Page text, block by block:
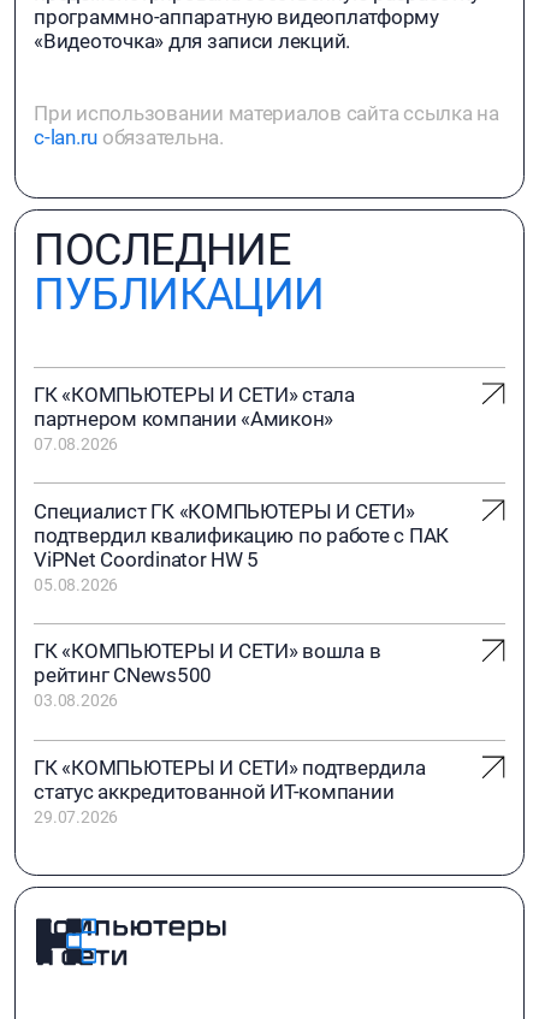
программно-аппаратную видеоплатформу
«Видеоточка» для записи лекций.
При использовании материалов сайта ссылка на
c-lan.ru обязательна.
ПОСЛЕДНИЕ
ПУБЛИКАЦИИ
ГК «КОМПЬЮТЕРЫ И СЕТИ» стала
партнером компании «Амикон»
07.08.2026
Специалист ГК «КОМПЬЮТЕРЫ И СЕТИ»
подтвердил квалификацию по работе с ПАК
ViPNet Coordinator HW 5
05.08.2026
ГК «КОМПЬЮТЕРЫ И СЕТИ» вошла в
рейтинг CNews500
03.08.2026
ГК «КОМПЬЮТЕРЫ И СЕТИ» подтвердила
статус аккредитованной ИТ-компании
29.07.2026